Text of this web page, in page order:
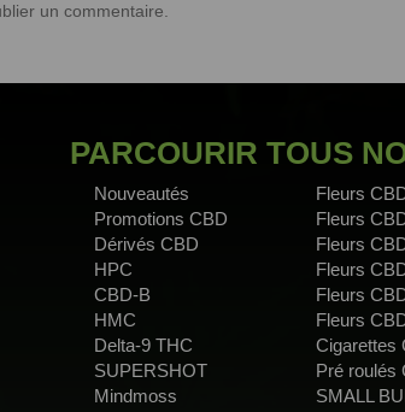
un commentaire.
PARCOURIR TOUS
Nouveautés
Promotions CBD
Dérivés CBD
HPC
CBD-B
HMC
Delta-9 THC
SUPERSHOT
Mindmoss
Fleurs
Fleurs
Fleurs
Fleurs
Fleurs
Fleurs
Cigarettes
Pré roulés
SMALL